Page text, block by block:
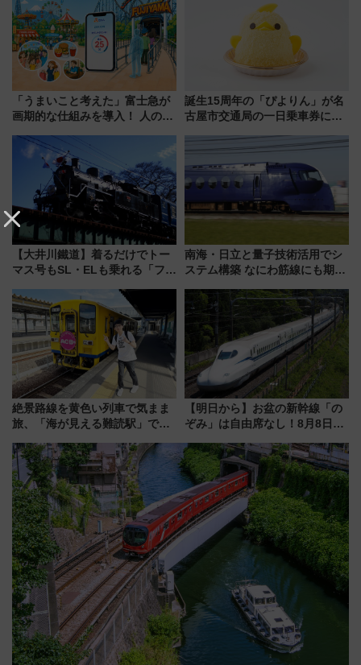
雑な手続きも不要でお手軽に楽
しめるプランが登場
「うまいこと考えた」富士急が
画期的な仕組みを導入！ 人のか
ん」始動
誕生15周年の「ぴよりん」が名
古屋市交通局の一日乗車券に！
定1万5000枚】
【大井川鐵道】着るだけでトー
マス号もSL・ELも乗れる「フリ
受注販売
南海・日立と量子技術活用でシ
ステム構築 なにわ筋線にも期待
絶景路線を黄色い列車で気まま
旅、「海が見える難読駅」で幸
「新・鉄道ひとり旅」279回目
の舞台は「島原鉄道」
【明日から】お盆の新幹線「の
ぞみ」は自由席なし！8月8日午
せば空きが見つかることも 混
雑避ける「空席」探しのコツ